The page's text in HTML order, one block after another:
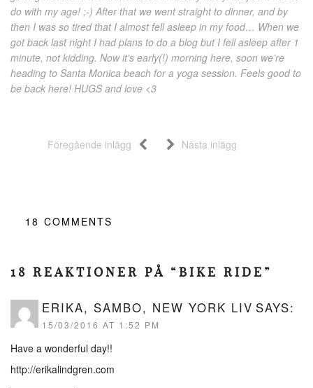
do with my age! ;-) After that we went straight to dinner, and by
then I was so tired that I almost fell asleep in my food… When we
got back last night I had plans to do a blog but I fell asleep after 1
minute, not kidding. Now it’s early(!) morning here, soon we’re
heading to Santa Monica beach for a yoga session. Feels good to
be back here! HUGS and love <3
Föregående inlägg Nästa inlägg
18 COMMENTS
18 REAKTIONER PÅ “BIKE RIDE”
ERIKA, SAMBO, NEW YORK LIV SAYS:
15/03/2016 AT 1:52 PM
Have a wonderful day!!
http://erikalindgren.com